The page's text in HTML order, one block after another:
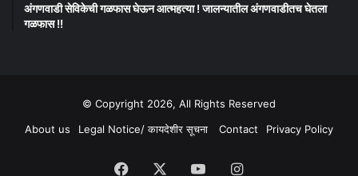
अंगणवाडी सेविकेची गळफास घेऊन आत्महत्या ! जालन्यातील अंगणवाडीतच घेतला
गळफास !!
© Copyright 2026, All Rights Reserved
About us
Legal Notice/ कायदेशीर सूचना Contact Privacy Policy
Facebook YouTubeInstagram